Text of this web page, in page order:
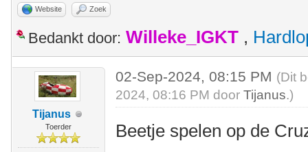
Website Zoek
Bedankt door: Willeke_IGKT ,
Tijanus
Toerder
02-Sep-2024, 08:15 PM (Dit
2024, 08:16 PM doorTijanus.)
Beetje spelen op de